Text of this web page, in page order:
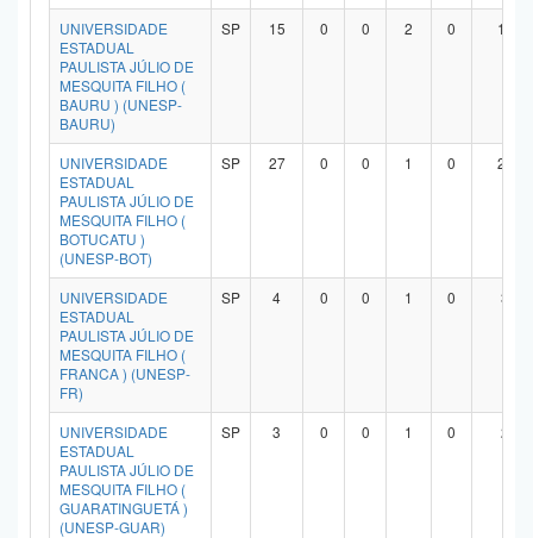
UNIVERSIDADE
ESTADUAL
PAULISTA JÚLIO DE
MESQUITA FILHO (
BAURU ) (UNESP-
BAURU)
SP 15 0 0 2 0 12
UNIVERSIDADE
ESTADUAL
PAULISTA JÚLIO DE
MESQUITA FILHO (
BOTUCATU )
(UNESP-BOT)
SP 27 0 0 1 0 23
UNIVERSIDADE
ESTADUAL
PAULISTA JÚLIO DE
MESQUITA FILHO (
FRANCA ) (UNESP-
FR)
SP 4 0 0 1 0 3
UNIVERSIDADE
ESTADUAL
PAULISTA JÚLIO DE
MESQUITA FILHO (
GUARATINGUETÁ )
(UNESP-GUAR)
SP 3 0 0 1 0 2